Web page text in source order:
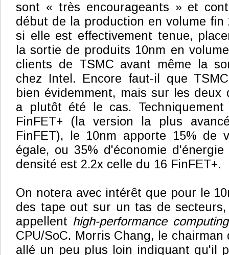
sont « très encourageants » et
début de la production en volume fin
si elle est effectivement tenue,
la sortie de produits 10nm en
clients de TSMC avant même la
chez Intel. Encore faut-il que
bien évidemment, mais sur les deux
a plutôt été le cas.
FinFET+ (la version la plus
FinFET), le 10nm apporte 15% de
égale, ou 35% d'économie
densité est 2.2x celle du 16 FinFET+.
On notera avec intérêt que pour le
des tape out sur un tas de
appellent high-performance computing
CPU/SoC. Morris Chang, le chairman
allé un peu plus loin indiquant qu'il